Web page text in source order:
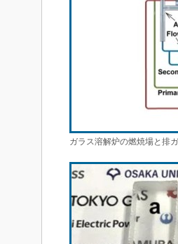
ガラス溶解炉の燃焼場と排